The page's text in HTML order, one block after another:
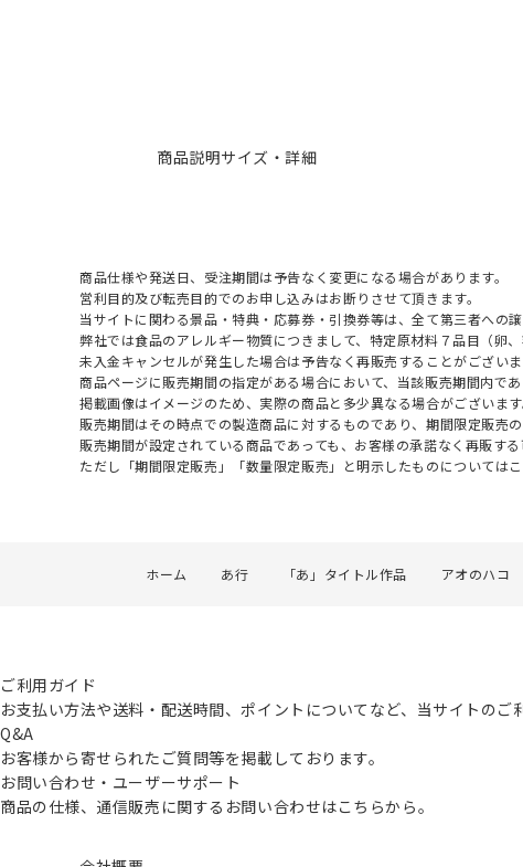
商品説明サイズ・詳細
商品仕様や発送日、受注期間は予告なく変更になる場合があります。
営利目的及び転売目的でのお申し込みはお断りさせて頂きます。
当サイトに関わる景品・特典・応募券・引換券等は、全て第三者への
弊社では食品のアレルギー物質につきまして、特定原材料７品目（卵
未入金キャンセルが発生した場合は予告なく再販売することがござい
商品ページに販売期間の指定がある場合において、当該販売期間内で
掲載画像はイメージのため、実際の商品と多少異なる場合がございます
販売期間はその時点での製造商品に対するものであり、期間限定販売
販売期間が設定されている商品であっても、お客様の承諾なく再販す
ただし「期間限定販売」「数量限定販売」と明示したものについてはこ
ホーム あ行 「あ」タイトル作品 アオのハコ
ご利用ガイド
お支払い方法や送料・配送時間、ポイントについてなど、当サイトのご
Q&A
お客様から寄せられたご質問等を掲載しております。
お問い合わせ・ユーザーサポート
商品の仕様、通信販売に関するお問い合わせはこちらから。